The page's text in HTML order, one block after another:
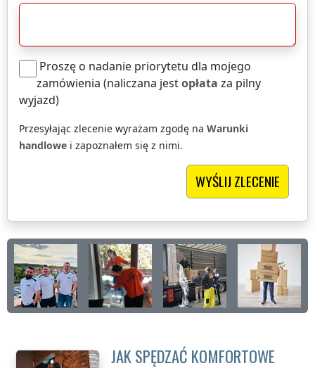
Proszę o nadanie priorytetu dla mojego
zamówienia (naliczana jestopłata za pilny
wyjazd)
Przesyłając zlecenie wyrażam zgodę na Warunki
handlowe i zapoznałem się z nimi.
JAK SPĘDZAĆ KOMFORTOWE